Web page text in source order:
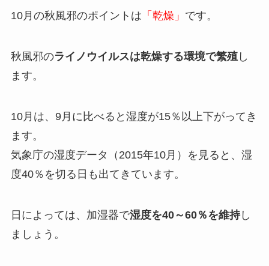
10月の秋風邪のポイントは 「乾燥」 です。
秋風邪のライノウイルスは乾燥する環境で繁殖し
ます。
10月は、9月に比べると湿度が15％以上下がってき
ます。
気象庁の湿度データ（2015年10月）を見ると、湿
度40％を切る日も出てきています。
日によっては、加湿器で湿度を40～60％を維持し
ましょう。